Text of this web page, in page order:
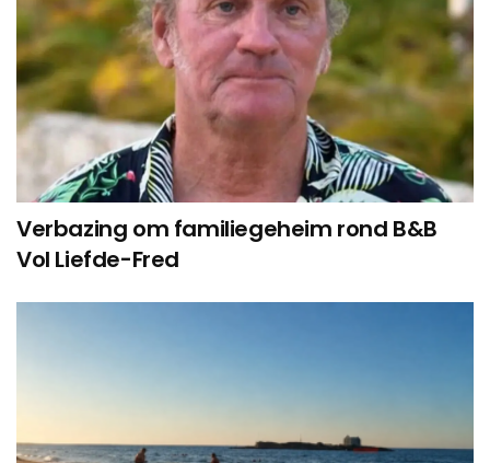
Verbazing om familiegeheim rond B&B
Vol Liefde-Fred